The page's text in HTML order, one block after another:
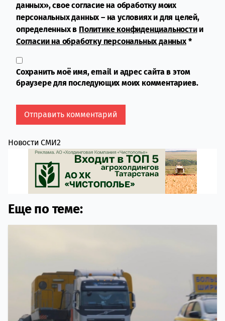
данных», свое согласие на обработку моих
персональных данных – на условиях и для целей,
определенных в Политике конфиденциальностии
Согласии на обработку персональных данных*
Сохранить моё имя, email и адрес сайта в этом
браузере для последующих моих комментариев.
Новости СМИ2
Еще по теме: